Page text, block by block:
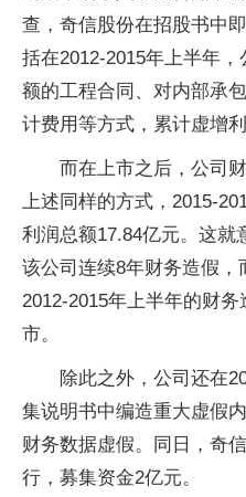
查，奇信股份在招股书中
括在2012-2015年上半年
额的工程合同、对内部承
计费用等方式，累计虚增
而在上市之后，公司
上述同样的方式，2015-
利润总额17.84亿元。这就
该公司连续8年财务造假
2012-2015年上半年的财
市。
除此之外，公司还在
集说明书中编造重大虚假
财务数据虚假。同日，奇
行，募集资金2亿元。